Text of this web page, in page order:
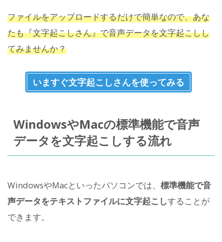
ファイルをアップロードするだけで簡単なので、あな
たも『文字起こしさん』で音声データを文字起こしし
てみませんか？
いますぐ文字起こしさんを使ってみる
WindowsやMacの標準機能で音声
データを文字起こしする流れ
WindowsやMacといったパソコンでは、 標準機能で音
声データをテキストファイルに文字起こしすることが
できます。